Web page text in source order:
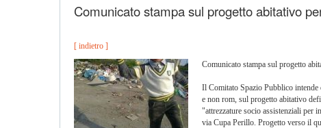
Comunicato stampa sul progetto abitativo
[ indietro ]
Comunicato stampa sul progetto
Il Comitato Spazio Pubblico intende
e non rom, sul progetto abitativo
"attrezzature socio assistenziali per
via Cupa Perillo. Progetto verso il